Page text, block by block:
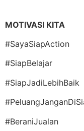
MOTIVASI KITA
#SayaSiapAction
#SiapBelajar
#SiapJadiLebihBaik
#BeraniJualan